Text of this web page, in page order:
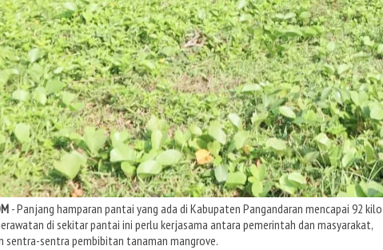
- Panjang hamparan pantai yang ada di Kabupaten Pangandaran mencapai 92 kilo
di sekitar pantai ini perlu kerjasama antara pemerintah dan masyarakat,
sentra-sentra pembibitan tanaman mangrove.